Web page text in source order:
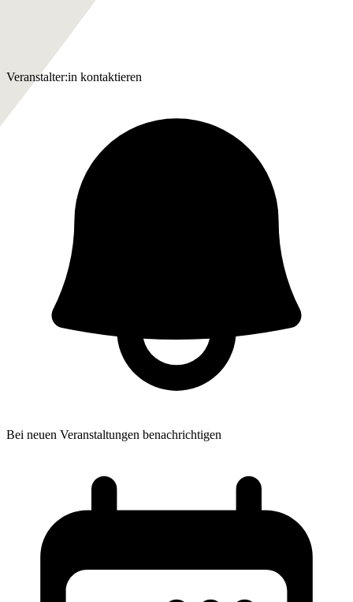
Veranstalter:in kontaktieren
Bei neuen Veranstaltungen benachrichtigen